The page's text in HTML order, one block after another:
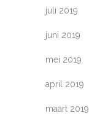
juli 2019
juni 2019
mei 2019
april 2019
maart 2019